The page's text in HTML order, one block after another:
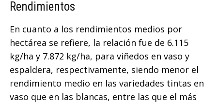
Rendimientos
En cuanto a los rendimientos medios por
hectárea se refiere, la relación fue de 6.115
kg/ha y 7.872 kg/ha, para viñedos en vaso y
espaldera, respectivamente, siendo menor el
rendimiento medio en las variedades tintas en
vaso que en las blancas, entre las que el más